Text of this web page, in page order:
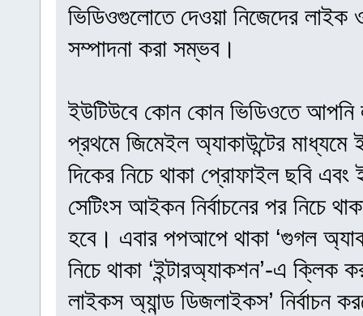
ভিডিওগুলোতে দেওয়া নিজেদের লাইক
সম্পাদনা করা সম্ভব।
ইউটিউবে কোন কোন ভিডিওতে আপনি
প্রথমে জিমেইল অ্যাকাউন্টের
দিকের নিচে থাকা প্রোফাইল ছবি এবং
সেটিংস আইকন নির্বাচনের পর নিচে
হবে। এবার পপআপে থাকা ‘গুগল
নিচে থাকা ‘ইন্টারঅ্যাকশন’-এ
লাইকস অ্যান্ড ডিজলাইকস’ নির্বাচন